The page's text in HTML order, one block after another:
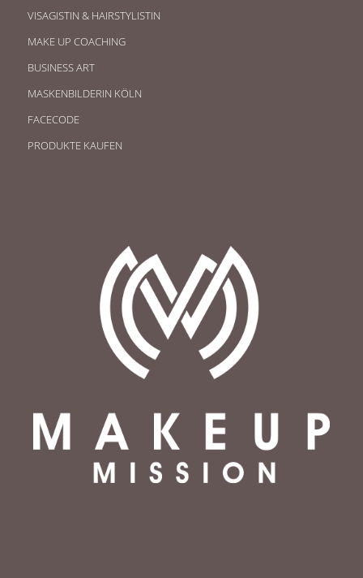
VISAGISTIN & HAIRSTYLISTIN
MAKE UP COACHING
BUSINESS ART
MASKENBILDERIN KÖLN
FACECODE
PRODUKTE KAUFEN